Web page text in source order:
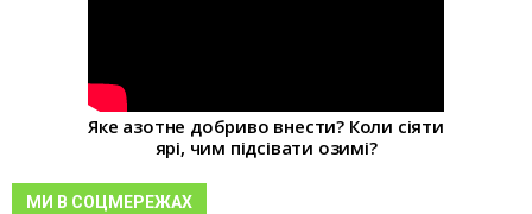
Яке азотне добриво внести? Коли сіяти
ярі, чим підсівати озимі?
МИ В СОЦМЕРЕЖАХ